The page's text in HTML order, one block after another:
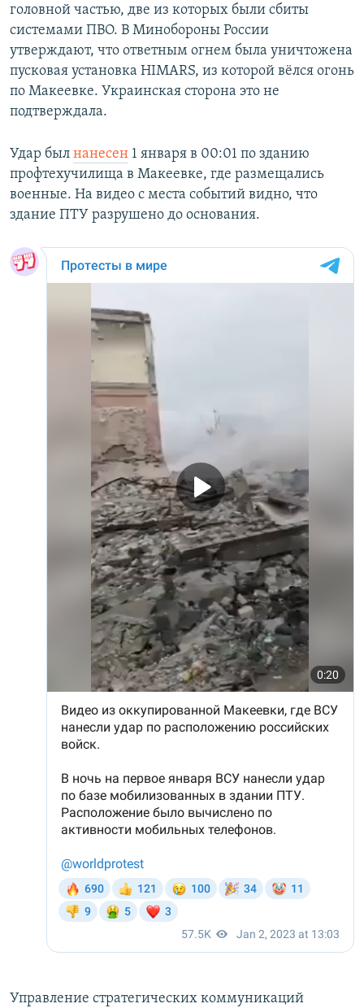
головной частью, две из которых были сбиты
системами ПВО. В Минобороны России
утверждают, что ответным огнем была уничтожена
пусковая установка HIMARS, из которой вёлся огонь
по Макеевке. Украинская сторона это не
подтверждала.
Удар был нанесен 1 января в 00:01 по зданию
профтехучилища в Макеевке, где размещались
военные. На видео с места событий видно, что
здание ПТУ разрушено до основания.
Управление стратегических коммуникаций